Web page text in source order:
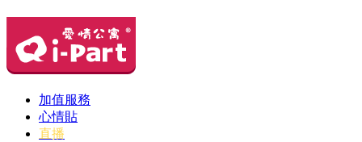
加值服務
心情貼
直播